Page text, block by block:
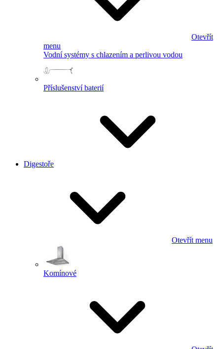
Otevřít
menu
Vodní systémy s chlazením a perlivou vodou
Příslušenství baterií
Digestoře
Otevřít menu
Komínové